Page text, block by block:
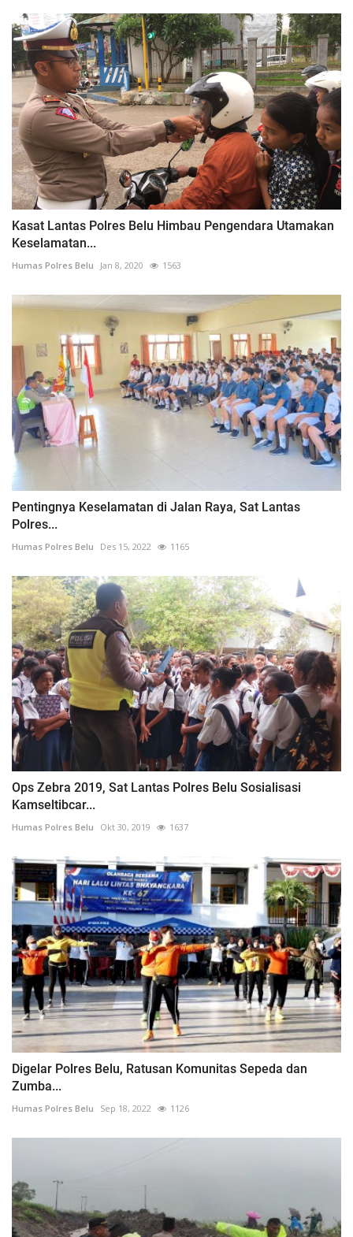
Kasat Lantas Polres Belu Himbau Pengendara Utamakan
Keselamatan...
Humas Polres Belu Jan 8, 2020 1563
Pentingnya Keselamatan di Jalan Raya, Sat Lantas
Polres...
Humas Polres Belu Des 15, 2022 1165
Ops Zebra 2019, Sat Lantas Polres Belu Sosialisasi
Kamseltibcar...
Humas Polres Belu Okt 30, 2019 1637
Digelar Polres Belu, Ratusan Komunitas Sepeda dan
Zumba...
Humas Polres Belu Sep 18, 2022 1126